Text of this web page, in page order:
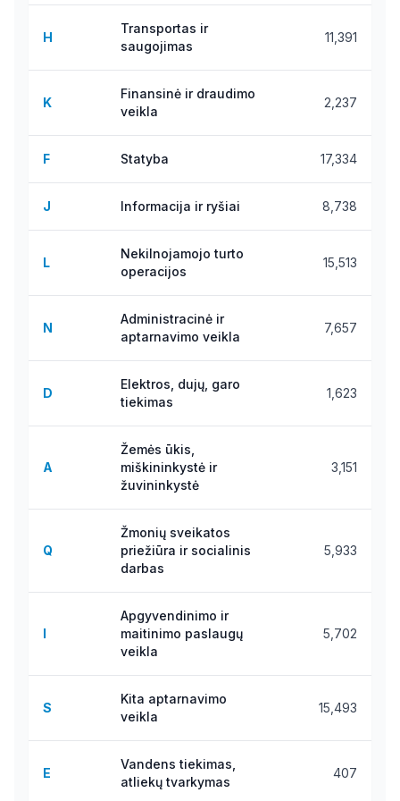
H
Transportas ir
saugojimas
11,391
K
Finansinė ir draudimo
veikla
2,237
F Statyba 17,334
J Informacija ir ryšiai 8,738
L
Nekilnojamojo turto
operacijos
15,513
N
Administracinė ir
aptarnavimo veikla
7,657
D
Elektros, dujų, garo
tiekimas
1,623
A
Žemės ūkis,
miškininkystė ir
žuvininkystė
3,151
Q
Žmonių sveikatos
priežiūra ir socialinis
darbas
5,933
I
Apgyvendinimo ir
maitinimo paslaugų
veikla
5,702
S
Kita aptarnavimo
veikla
15,493
E
Vandens tiekimas,
atliekų tvarkymas
407